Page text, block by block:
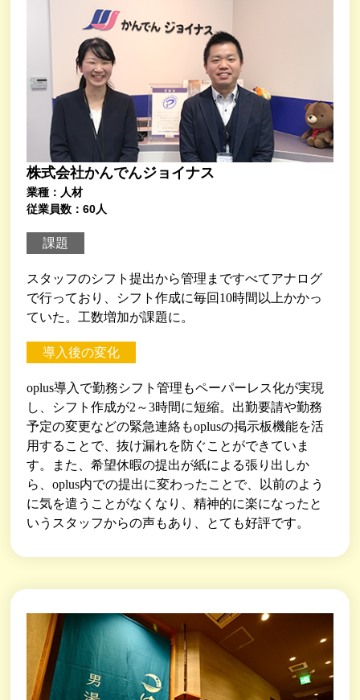
株式会社かんでんジョイナス
業種：人材
従業員数：60人
課題
スタッフのシフト提出から管理まですべてアナログ
で行っており、シフト作成に毎回10時間以上かかっ
ていた。工数増加が課題に。
導入後の変化
oplus導入で勤務シフト管理もペーパーレス化が実現
し、シフト作成が2～3時間に短縮。出勤要請や勤務
予定の変更などの緊急連絡もoplusの掲示板機能を活
用することで、抜け漏れを防ぐことができていま
す。また、希望休暇の提出が紙による張り出しか
ら、oplus内での提出に変わったことで、以前のよう
に気を遣うことがなくなり、精神的に楽になったと
いうスタッフからの声もあり、とても好評です。